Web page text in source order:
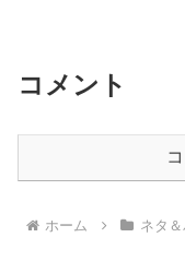
コメント
ホーム ネタ